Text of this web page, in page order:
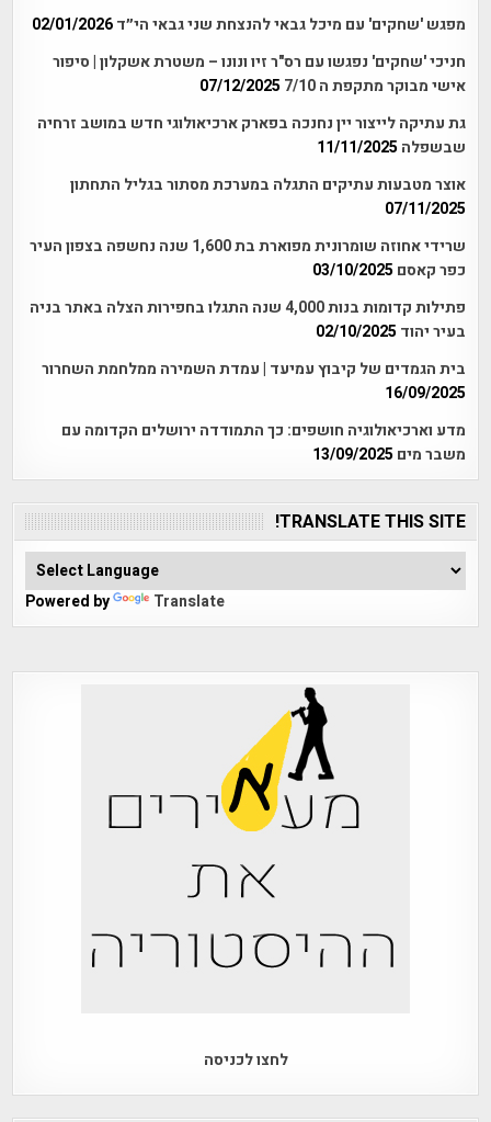
מפגש 'שחקים' עם מיכל גבאי להנצחת שני גבאי הי״ד 02/01/2026
חניכי 'שחקים' נפגשו עם רס"ר זיו ונונו – משטרת אשקלון | סיפור
אישי מבוקר מתקפת ה 7/10
07/12/2025
גת עתיקה לייצור יין נחנכה בפארק ארכיאולוגי חדש במושב זרחיה
שבשפלה 11/11/2025
אוצר מטבעות עתיקים התגלה במערכת מסתור בגליל התחתון
07/11/2025
שרידי אחוזה שומרונית מפוארת בת 1,600 שנה נחשפה בצפון העיר
כפר קאסם 03/10/2025
פתילות קדומות בנות 4,000 שנה התגלו בחפירות הצלה באתר בניה
בעיר יהוד 02/10/2025
בית הגמדים של קיבוץ עמיעד | עמדת השמירה ממלחמת השחרור
16/09/2025
מדע וארכיאולוגיה חושפים: כך התמודדה ירושלים הקדומה עם
משבר מים 13/09/2025
TRANSLATE THIS SITE!
Powered by Translate
לחצו לכניסה